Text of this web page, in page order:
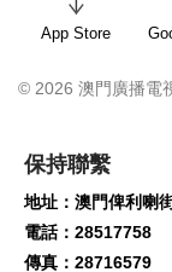
App Store
© 2026 澳門廣播電
保持聯繫
地址：澳門俾利喇
電話：28517758
傳真：28716579